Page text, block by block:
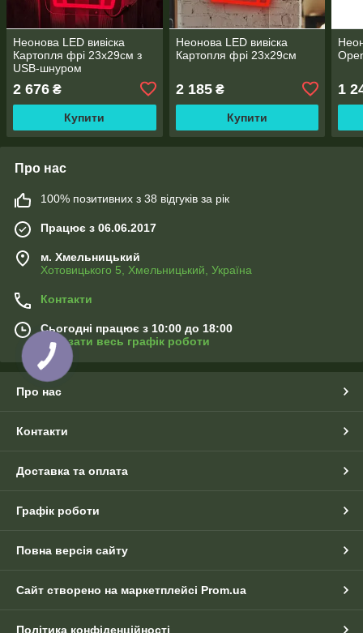
Неонова LED вивіска
Картопля фрі 23х29см з
USB-шнуром
2 676 ₴
Купити
Неонова LED вивіска
Картопля фрі 23х29см
2 185₴
Купити
1
Про нас
100% позитивних з 38 відгуків за рік
Працює з 06.06.2017
м. Хмельницький
Хотовицького 5, Хмельницький, Україна
Контакти
Сьогодні працює з 10:00 до 18:00
Показати весь графік роботи
Про нас
Контакти
Доставка та оплата
Графік роботи
Повна версія сайту
Сайт створено на маркетплейсі Prom.ua
Політика конфіденційності